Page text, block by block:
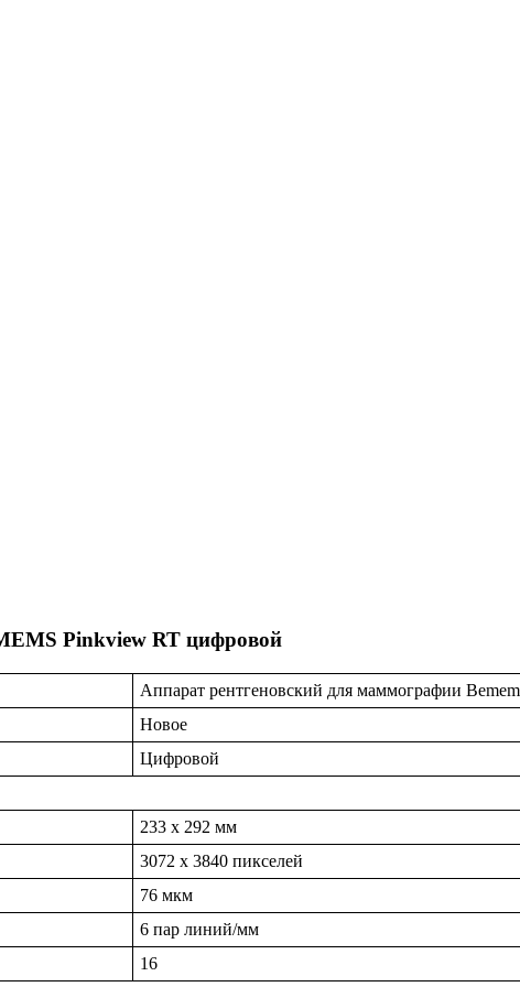
Pinkview RT цифровой
Аппарат рентгеновский для маммографии
Новое
Цифровой
233 х 292 мм
3072 х 3840 пикселей
76 мкм
6 пар линий/мм
16